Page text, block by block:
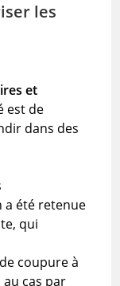
les
et
est de
dans des
a été retenue
qui
coupure à
au cas par